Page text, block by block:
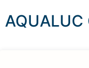
AQUALUC